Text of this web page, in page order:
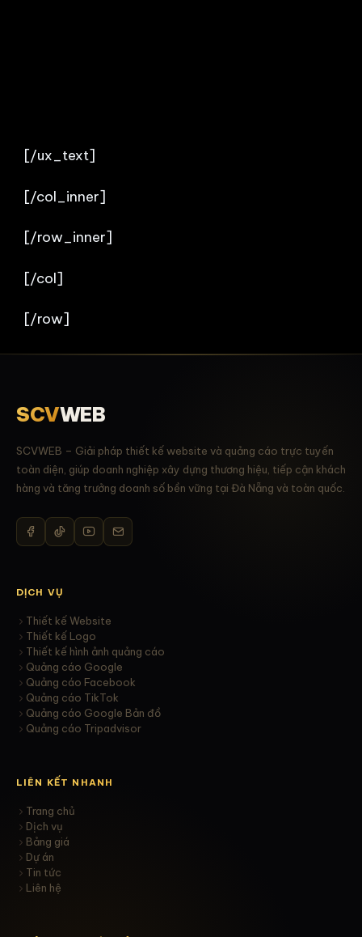
[/ux_text]
[/col_inner]
[/row_inner]
[/col]
[/row]
SCVWEB
SCVWEB – Giải pháp thiết kế website và quảng cáo trực tuyến
toàn diện, giúp doanh nghiệp xây dựng thương hiệu, tiếp cận khách
hàng và tăng trưởng doanh số bền vững tại Đà Nẵng và toàn quốc.
DỊCH VỤ
Thiết kế Website
Thiết kế Logo
Thiết kế hình ảnh quảng cáo
Quảng cáo Google
Quảng cáo Facebook
Quảng cáo TikTok
Quảng cáo Google Bản đồ
Quảng cáo Tripadvisor
LIÊN KẾT NHANH
Trang chủ
Dịch vụ
Bảng giá
Dự án
Tin tức
Liên hệ